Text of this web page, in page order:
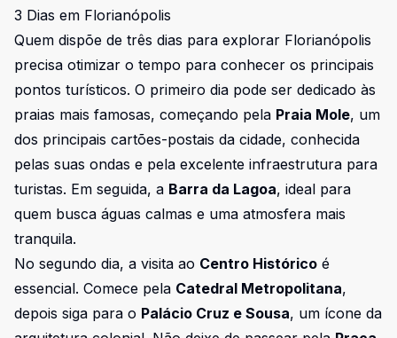
3 Dias em Florianópolis
Quem dispõe de três dias para explorar Florianópolis
precisa otimizar o tempo para conhecer os principais
pontos turísticos. O primeiro dia pode ser dedicado às
praias mais famosas, começando pela Praia Mole, um
dos principais cartões-postais da cidade, conhecida
pelas suas ondas e pela excelente infraestrutura para
turistas. Em seguida, a Barra da Lagoa, ideal para
quem busca águas calmas e uma atmosfera mais
tranquila.
No segundo dia, a visita ao Centro Histórico é
essencial. Comece pela Catedral Metropolitana,
depois siga para o Palácio Cruz e Sousa, um ícone da